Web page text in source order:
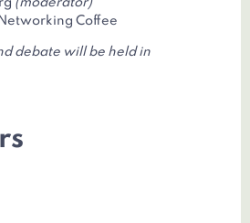
Coffee
debate will be held in